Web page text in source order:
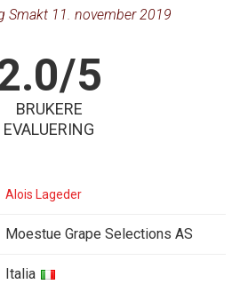
Smakt 11. november 2019
5
BRUKERE
EVALUERING
Alois Lageder
Moestue Grape Selections AS
Italia